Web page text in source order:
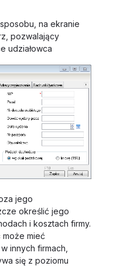
na ekranie
pozwalający
udziałowca
jego
określić jego
i kosztach firmy.
może mieć
innych firmach,
się z poziomu